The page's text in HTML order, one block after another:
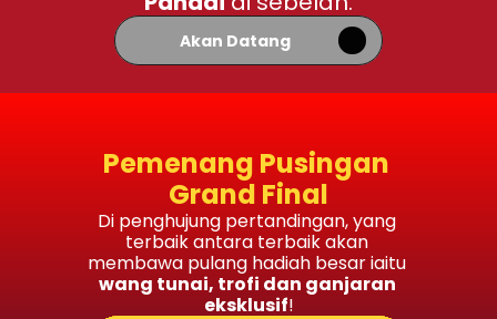
Akan Datang
Pemenang Pusingan
Grand Final
Di penghujung pertandingan, yang
terbaik antara terbaik akan
membawa pulang hadiah besar iaitu
wang tunai, trofi dan ganjaran
eksklusif!